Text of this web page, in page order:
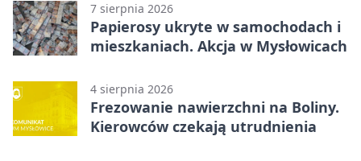
7 sierpnia 2026
Papierosy ukryte w samochodach i
mieszkaniach. Akcja w Mysłowicach
4 sierpnia 2026
Frezowanie nawierzchni na Boliny.
Kierowców czekają utrudnienia